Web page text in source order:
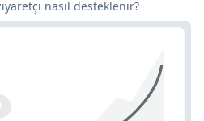
nasıl desteklenir?